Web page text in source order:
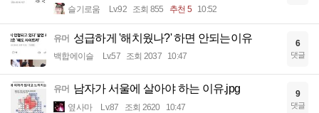
슬기로움 Lv.92 조회 855 추천 5 10:52
유머 성급하게 '해치웠나?' 하면 안되는이유
백합에이슬 Lv.57 조회 2037 10:47
6
댓글
유머 남자가 서울에 살아야 하는 이유.jpg
옆사마 Lv.87 조회 2620 10:47
9
댓글